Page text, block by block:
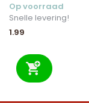
Op voorraad
Snelle levering!
1.99